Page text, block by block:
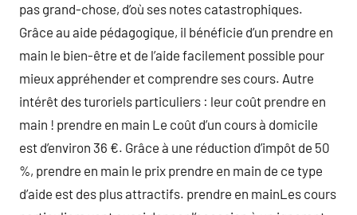
pas grand-chose, d’où ses notes catastrophiques.
Grâce au aide pédagogique, il bénéficie d’un prendre en
main le bien-être et de l’aide facilement possible pour
mieux appréhender et comprendre ses cours. Autre
intérêt des turoriels particuliers : leur coût prendre en
main ! prendre en main Le coût d’un cours à domicile
est d’environ 36 €. Grâce à une réduction d’impôt de 50
%, prendre en main le prix prendre en main de ce type
d’aide est des plus attractifs. prendre en mainLes cours